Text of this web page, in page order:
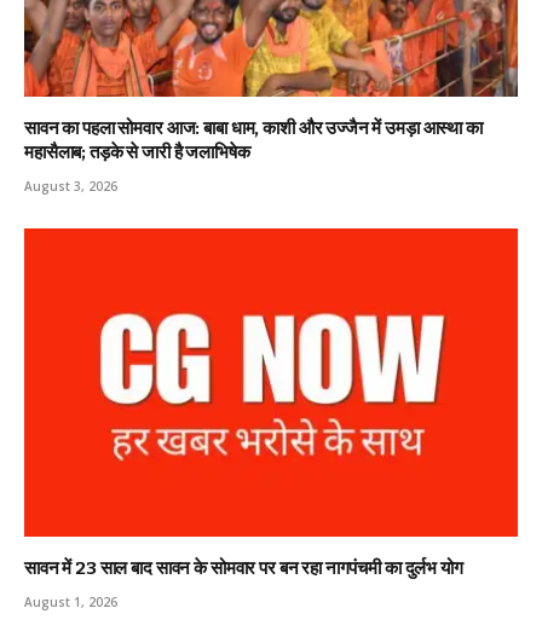
सावन का पहला सोमवार आज: बाबा धाम, काशी और उज्जैन में उमड़ा आस्था का
महासैलाब; तड़के से जारी है जलाभिषेक
August 3, 2026
सावन में 23 साल बाद सावन के सोमवार पर बन रहा नागपंचमी का दुर्लभ योग
August 1, 2026